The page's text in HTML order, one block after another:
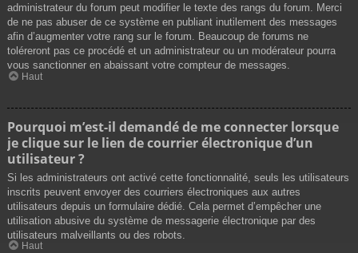
administrateur du forum peut modifier le texte des rangs du forum. Merci
de ne pas abuser de ce système en publiant inutilement des messages
afin d’augmenter votre rang sur le forum. Beaucoup de forums ne
toléreront pas ce procédé et un administrateur ou un modérateur pourra
vous sanctionner en abaissant votre compteur de messages.
Haut
Pourquoi m’est-il demandé de me connecter lorsque
je clique sur le lien de courrier électronique d’un
utilisateur ?
Si les administrateurs ont activé cette fonctionnalité, seuls les utilisateurs
inscrits peuvent envoyer des courriers électroniques aux autres
utilisateurs depuis un formulaire dédié. Cela permet d’empêcher une
utilisation abusive du système de messagerie électronique par des
utilisateurs malveillants ou des robots.
Haut